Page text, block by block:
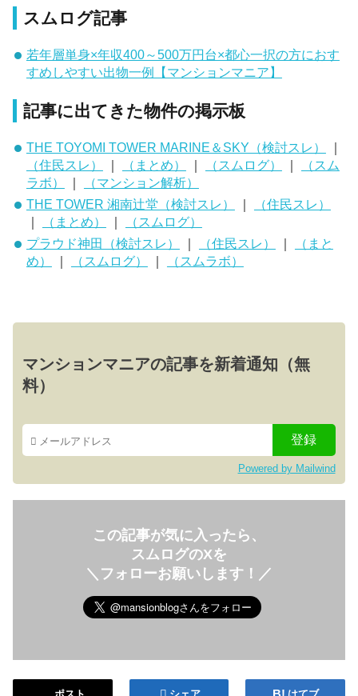
スムログ記事
若年層単身×年収400～500万円台×都心一択の方におす
すめしやすい出物一例【マンションマニア】
記事に出てきた物件の掲示板
THE TOYOMI TOWER MARINE＆SKY（検討スレ）
｜
（住民スレ）
｜ （まとめ） ｜ （スムログ） ｜
（スム
ラボ）
｜
（マンション解析）
THE TOWER 湘南辻堂（検討スレ）
｜
（住民スレ）
｜
（まとめ） ｜
（スムログ）
プラウド神田（検討スレ）
｜ （住民スレ） ｜
（まと
め）
｜ （スムログ） ｜ （スムラボ）
マンションマニアの記事を新着通知（無
料）
Powered by Mailwind
この記事が気に入ったら、
スムログのXを
＼フォローお願いします！／